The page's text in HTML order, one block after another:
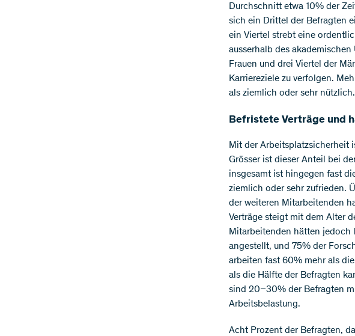
Durchschnitt etwa 10% der
sich ein Drittel der Befragten
ein Viertel strebt eine
ausserhalb des
Frauen und drei Viertel der
Karriereziele zu verfolgen.
als ziemlich oder sehr nützlich.
Befristete Verträge und
Mit der Arbeitsplatzsicherheit
Grösser ist dieser Anteil bei
insgesamt ist hingegen fast
ziemlich oder sehr zufrieden.
der weiteren Mitarbeitenden
Verträge steigt mit dem Alter
Mitarbeitenden hätten jedoch
angestellt, und 75% der
arbeiten fast 60% mehr als
als die Hälfte der Befragten
sind 20–30% der Befragten
Arbeitsbelastung.
Acht Prozent der Befragten,